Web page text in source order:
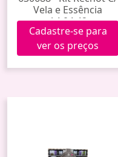
Vela e Essência
A4.04.42
Cadastre-se para
ver os preços